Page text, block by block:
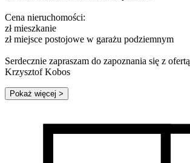
Cena nieruchomości:
zł mieszkanie
zł miejsce postojowe w garażu podziemnym
Serdecznie zapraszam do zapoznania się z ofertą
Krzysztof Kobos
Pokaż więcej >